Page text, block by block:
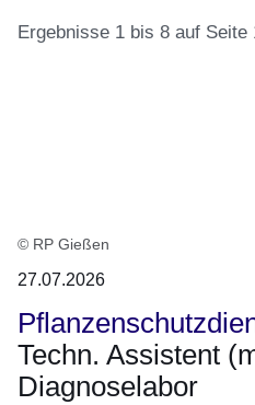
Ergebnisse 1 bis 8 auf Seite
auf
© RP Gießen
27.07.2026
Techn. Assistent
Diagnoselabor